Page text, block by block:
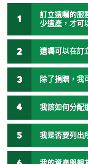
訂立遺囑的服
少遺產，才可
遺囑可以在訂
除了捐贈，我
我該如何分配
我是否要列出